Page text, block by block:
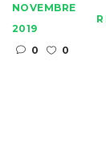
NOVEMBRE
2019
0
0